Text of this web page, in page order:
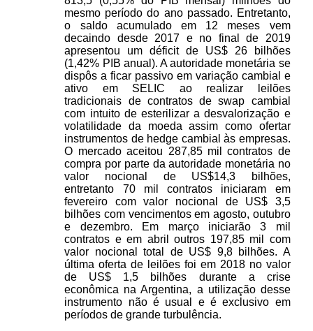
mesmo período do ano passado. Entretanto,
o saldo acumulado em 12 meses vem
decaindo desde 2017 e no final de 2019
apresentou um déficit de US$ 26 bilhões
(1,42% PIB anual). A autoridade monetária se
dispôs a ficar passivo em variação cambial e
ativo em SELIC ao realizar leilões
tradicionais de contratos de swap cambial
com intuito de esterilizar a desvalorização e
volatilidade da moeda assim como ofertar
instrumentos de hedge cambial às empresas.
O mercado aceitou 287,85 mil contratos de
compra por parte da autoridade monetária no
valor nocional de US$14,3 bilhões,
entretanto 70 mil contratos iniciaram em
fevereiro com valor nocional de US$ 3,5
bilhões com vencimentos em agosto, outubro
e dezembro. Em março iniciarão 3 mil
contratos e em abril outros 197,85 mil com
valor nocional total de US$ 9,8 bilhões. A
última oferta de leilões foi em 2018 no valor
de US$ 1,5 bilhões durante a crise
econômica na Argentina, a utilização desse
instrumento não é usual e é exclusivo em
períodos de grande turbulência.